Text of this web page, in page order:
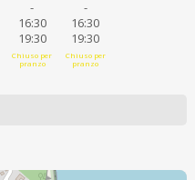
-
16:30
19:30
Chiuso per
pranzo
-
16:30
19:30
Chiuso per
pranzo